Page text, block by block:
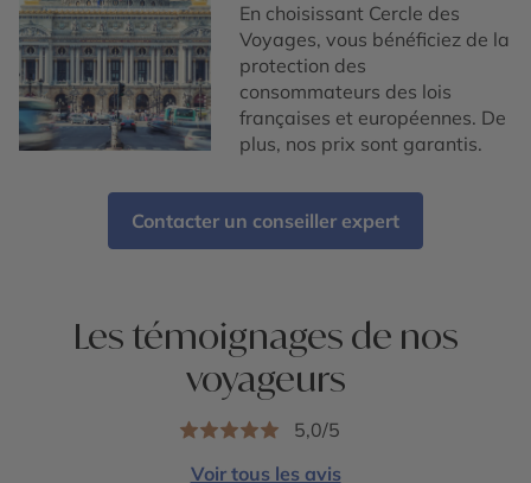
En choisissant Cercle des
Voyages, vous bénéficiez de la
protection des
consommateurs des lois
françaises et européennes. De
plus, nos prix sont garantis.
Contacter un conseiller expert
Les témoignages de nos
voyageurs
5,0/5
Voir tous les avis